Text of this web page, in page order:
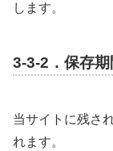
します。
3-3-2．保存
当サイトに残さ
れます。